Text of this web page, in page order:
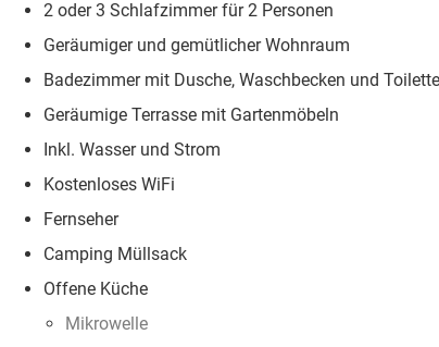
2 oder 3 Schlafzimmer für 2 Personen
Geräumiger und gemütlicher Wohnraum
Badezimmer mit Dusche, Waschbecken und Toilette
Geräumige Terrasse mit Gartenmöbeln
Inkl. Wasser und Strom
Kostenloses WiFi
Fernseher
Camping Müllsack
Offene Küche
Mikrowelle